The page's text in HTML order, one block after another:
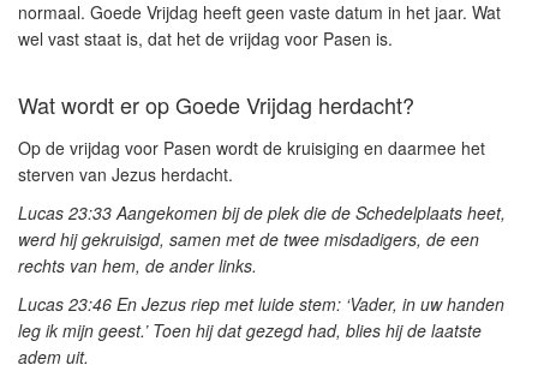
normaal. Goede Vrijdag heeft geen vaste datum in het jaar. Wat
wel vast staat is, dat het de vrijdag voor Pasen is.
Wat wordt er op Goede Vrijdag herdacht?
Op de vrijdag voor Pasen wordt de kruisiging en daarmee het
sterven van Jezus herdacht.
Lucas 23:33 Aangekomen bij de plek die de Schedelplaats heet,
werd hij gekruisigd, samen met de twee misdadigers, de een
rechts van hem, de ander links.
Lucas 23:46 En Jezus riep met luide stem: ‘Vader, in uw handen
leg ik mijn geest.’ Toen hij dat gezegd had, blies hij de laatste
adem uit.